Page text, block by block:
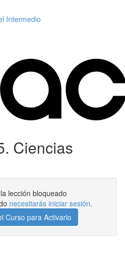
Intermedio
Ciencias
lección bloqueado
necesitarás iniciar sesión.
Curso para Activarlo